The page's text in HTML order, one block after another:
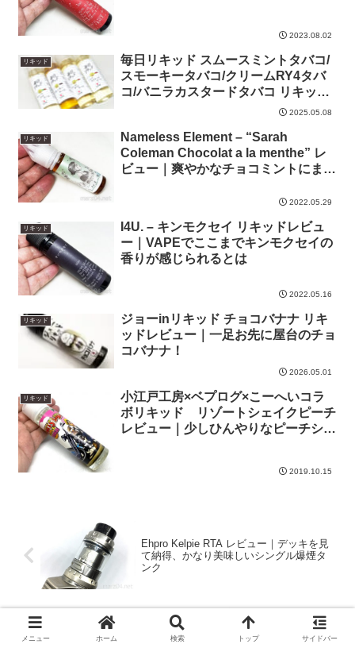
2023.08.02
リキッド
毎日リキッド スムースミントタバコ/
スモーキータバコ/クリームRY4タバ
コ/バニラカスタードタバコ リキッド
レビュー｜タバコ系4種が一挙にお目
2025.05.08
リキッド
Nameless Element – “Sarah
Coleman Chocolat a la menthe” レ
ビュー｜爽やかなチョコミントにまろ
2022.05.29
リキッド
I4U. – キンモクセイ リキッドレビュ
ー｜VAPEでここまでキンモクセイの
香りが感じられるとは
2022.05.16
リキッド
ジョーinリキッド チョコバナナ リキ
ッドレビュー｜一足お先に屋台のチョ
コバナナ！
2026.05.01
リキッド
小江戸工房×ベプログ×こーへいコラ
ボリキッド リゾートシェイクピーチ
レビュー｜少しひんやりなピーチシェ
2019.10.15
Ehpro Kelpie RTA レビュー｜デッキを見
て納得、かなり美味しいシングル爆煙タ
ンク
Lost Vape Lyra pod レビュー｜ORIONの
メニュー ホーム 検索 トップ サイドバー